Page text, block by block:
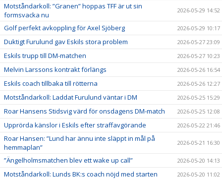
Motståndarkoll: ”Granen” hoppas TFF är ut sin
formsvacka nu
2026-05-29 14:52
Golf perfekt avkoppling för Axel Sjöberg 2026-05-29 10:17
Duktigt Furulund gav Eskils stora problem 2026-05-27 23:09
Eskils trupp till DM-matchen 2026-05-27 10:23
Melvin Larssons kontrakt förlängs 2026-05-26 16:54
Eskils coach tillbaka till rötterna 2026-05-26 12:27
Motståndarkoll: Laddat Furulund väntar i DM 2026-05-25 15:29
Roar Hansens Stidsvig värd för onsdagens DM-match 2026-05-25 12:08
Upprörda känslor i Eskils efter straffavgörande 2026-05-22 21:46
Roar Hansen: ”Lund har ännu inte släppt in mål på
hemmaplan”
2026-05-21 16:30
”Ängelholmsmatchen blev ett wake up call” 2026-05-20 14:13
Motståndarkoll: Lunds BK:s coach nöjd med starten 2026-05-20 11:02